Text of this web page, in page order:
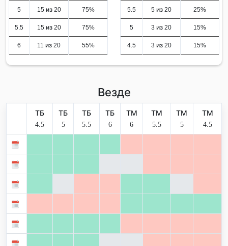
5 15 из 20 75%
5.5 15 из 20 75%
6 11 из 20 55%
5.5 5 из 20 25%
5 3 из 20 15%
4.5 3 из 20 15%
Везде
ТБ
4.5
ТБ
5
ТБ
5.5
ТБ
6
ТМ
6
ТМ
5.5
ТМ
5
ТМ
4.5